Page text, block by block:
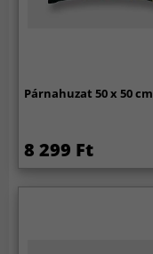
Párnahuzat 50 x 50 cm
8 299 Ft